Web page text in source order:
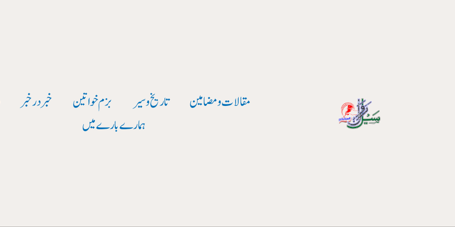
مقالات و مضامین تاریخ وسیر بزم خواتین خبر در خبر
ہمارے بارے میں